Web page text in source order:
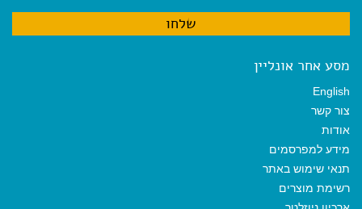
מסע אחר אונליין
English
צור קשר
אודות
מידע למפרסמים
תנאי שימוש באתר
רשימת מוצרים